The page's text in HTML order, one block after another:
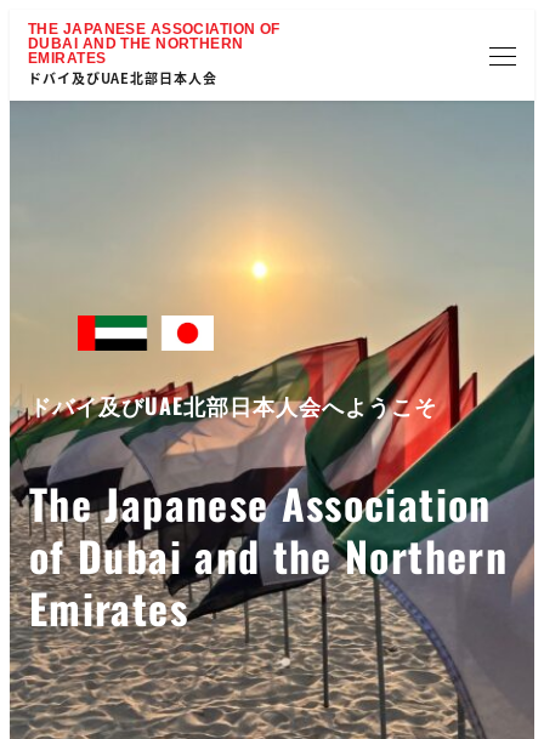
ドバイ及びUAE北部日本人会
ドバイ及びUAE北部日本人会へようこそ
The Japanese Association
of Dubai and the Northern
Emirates